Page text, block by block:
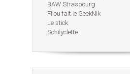
BAW Strasbourg
Filou fait le GeekNik
Le stick
Schilyclette